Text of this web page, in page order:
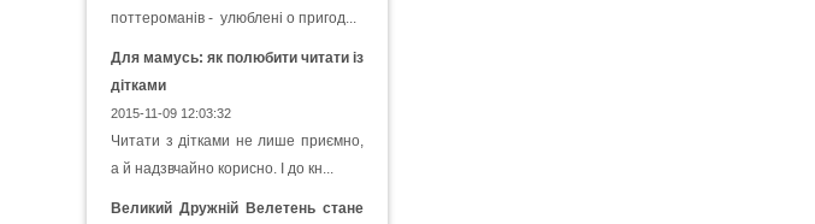
поттероманів - улюблені о пригод...
Для мамусь: як полюбити читати із
дітками
2015-11-09 12:03:32
Читати з дітками не лише приємно,
а й надзвчайно корисно. І до кн...
Великий Дружній Велетень стане